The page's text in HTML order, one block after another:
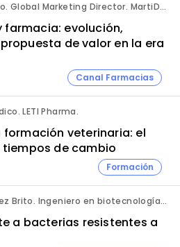
María José Sevillano. Global Marketing Director. MartiDerm.
farmacia: evolución,
de valor en la era
Canal Farmacias
LETI Pharma.
veterinaria: el
de cambio
Formación
Luis Enrique Martínez Brito. Ingeniero en biotecnología, México.
a bacterias resistentes a